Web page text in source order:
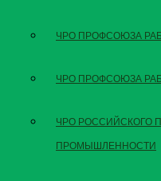
ЧРО ПРОФСОЮЗА
ЧРО ПРОФСОЮЗА
ЧРО РОССИЙСКОГО
ПРОМЫШЛЕННОСТИ